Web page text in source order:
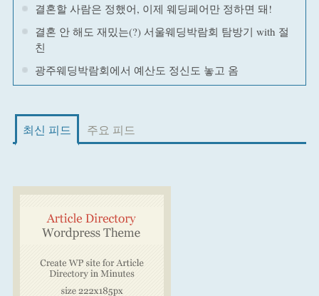
결혼할 사람은 정했어, 이제 웨딩페어만 정하면 돼!
결혼 안 해도 재밌는(?) 서울웨딩박람회 탐방기 with 절
친
광주웨딩박람회에서 예산도 정신도 놓고 옴
최신 피드 주요 피드